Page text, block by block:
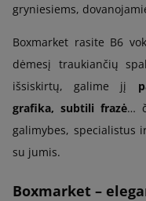
gryniesiems,
Boxmarket rasite B6
dėmesį traukiančių
išsiskirtų, galime jį
grafika, subtili frazė…
galimybes, specialistus
su jumis.
Boxmarket –